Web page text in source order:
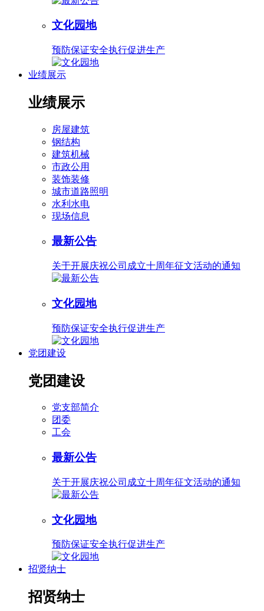
文化园地
预防保证安全执行促进生产
业绩展示
业绩展示
房屋建筑
钢结构
建筑机械
市政公用
装饰装修
城市道路照明
水利水电
现场信息
最新公告
关于开展庆祝公司成立十周年征文活动的通知
文化园地
预防保证安全执行促进生产
党团建设
党团建设
党支部简介
团委
工会
最新公告
关于开展庆祝公司成立十周年征文活动的通知
文化园地
预防保证安全执行促进生产
招贤纳士
招贤纳士